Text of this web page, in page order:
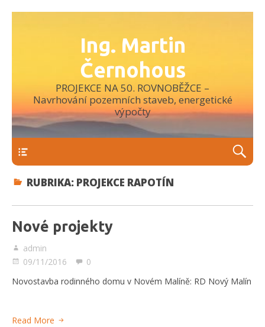
Ing. Martin
Černohous
PROJEKCE NA 50. ROVNOBĚŽCE –
Navrhování pozemních staveb, energetické
výpočty
RUBRIKA: PROJEKCE RAPOTÍN
Nové projekty
admin
09/11/2016
0
Novostavba rodinného domu v Novém Malíně: RD Nový Malín
Read More